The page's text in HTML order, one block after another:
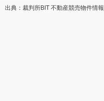
出典：裁判所BIT 不動産競売物件情報